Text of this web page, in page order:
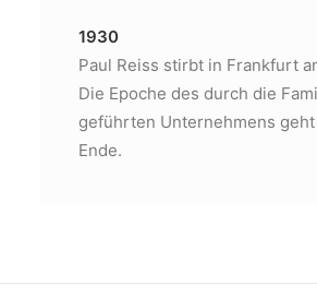
1930
Paul Reiss stirbt in Frankfurt
Die Epoche des durch die
geführten Unternehmens
Ende.